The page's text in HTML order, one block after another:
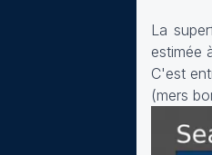
La
estimée
C'est
(mers